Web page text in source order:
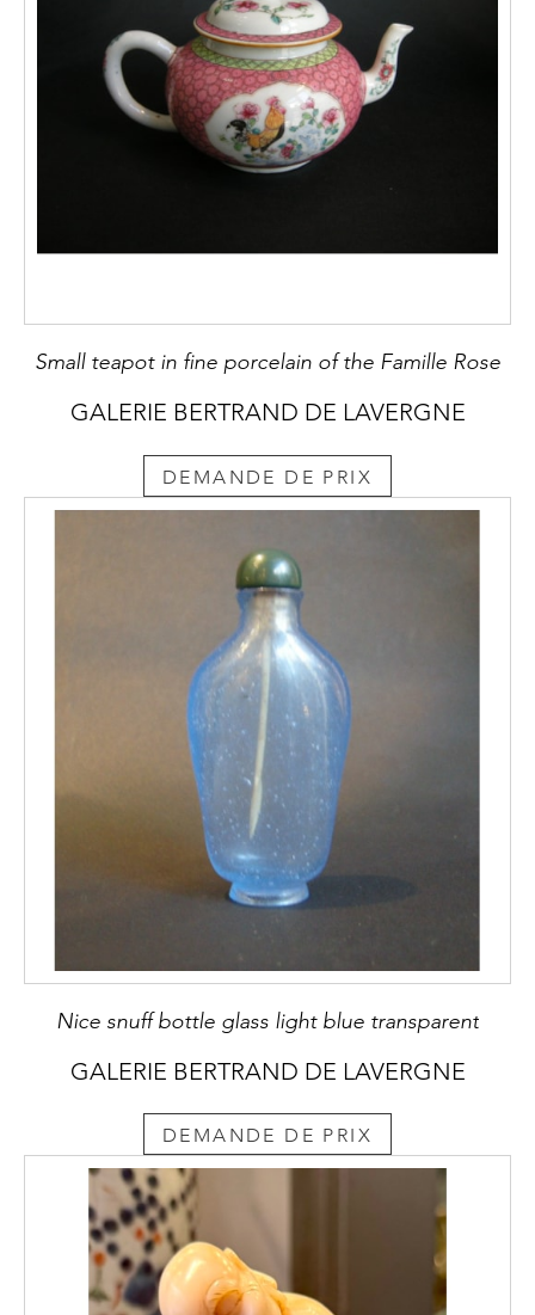
Small teapot in fine porcelain of the Famille Rose
GALERIE BERTRAND DE LAVERGNE
DEMANDE DE PRIX
Nice snuff bottle glass light blue transparent
GALERIE BERTRAND DE LAVERGNE
DEMANDE DE PRIX